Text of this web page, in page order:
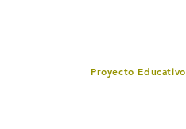
Proyecto Educativo